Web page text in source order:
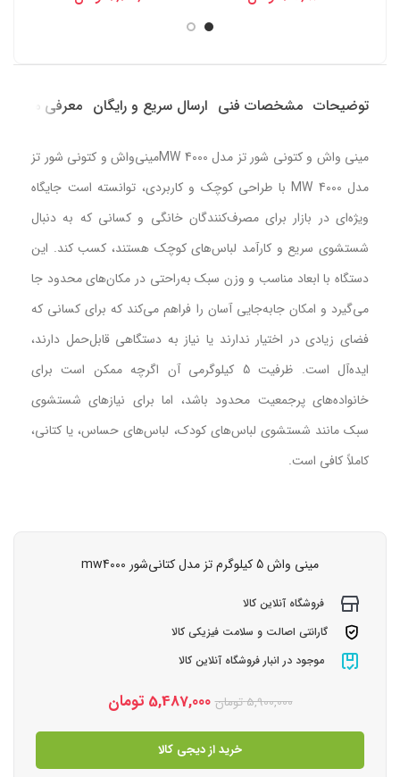
توضیحات مشخصات فنی ارسال سریع و رایگان معرفی
مینی واش و کتونی شور تز مدل MW 4000مینی‌واش و کتونی شور تز
مدل MW 4000 با طراحی کوچک و کاربردی، توانسته است جایگاه
ویژه‌ای در بازار برای مصرف‌کنندگان خانگی و کسانی که به دنبال
شستشوی سریع و کارآمد لباس‌های کوچک هستند، کسب کند. این
دستگاه با ابعاد مناسب و وزن سبک به‌راحتی در مکان‌های محدود جا
می‌گیرد و امکان جابه‌جایی آسان را فراهم می‌کند که برای کسانی که
فضای زیادی در اختیار ندارند یا نیاز به دستگاهی قابل‌حمل دارند،
ایده‌آل است. ظرفیت 5 کیلوگرمی آن اگرچه ممکن است برای
خانواده‌های پرجمعیت محدود باشد، اما برای نیازهای شستشوی
سبک مانند شستشوی لباس‌های کودک، لباس‌های حساس، یا کتانی،
کاملاً کافی است.
مینی‌ واش 5 کیلوگرم تز مدل کتانی‌شور mw4000
فروشگاه آنلاین کالا
گارانتی اصالت و سلامت فیزیکی کالا
موجود در انبار فروشگاه آنلاین کالا
5,900,000تومان 5,487,000 تومان
خرید از دیجی کالا